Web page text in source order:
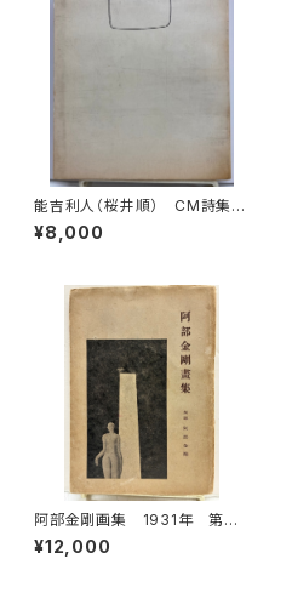
能吉利人（桜井順） CM詩集
毒 能吉利人（桜井順） 昭和4
4年 思潮社刊
¥8,000
阿部金剛画集 1931年 第一
書房
¥12,000